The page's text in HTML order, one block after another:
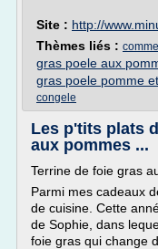
Site : http://
Thèmes liés :
gras poele aux
gras poele pomme
congele
Les p'tits plats
aux pommes ...
Terrine de foie gras
Parmi mes cadeaux
de cuisine. Cette
de Sophie, dans
foie gras qui change